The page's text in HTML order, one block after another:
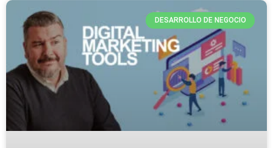
DESARROLLO DE NEGOCIO